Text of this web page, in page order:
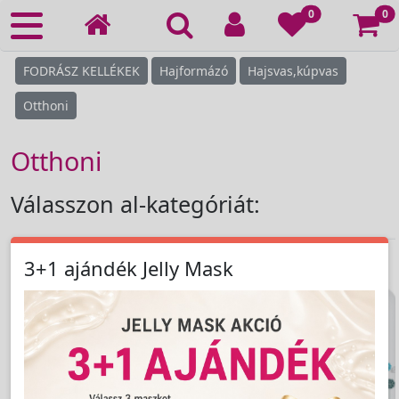
0 0
FODRÁSZ KELLÉKEK Hajformázó Hajsvas,kúpvas
Otthoni
Otthoni
Válasszon al-kategóriát:
›
3+1 ajándék Jelly Mask